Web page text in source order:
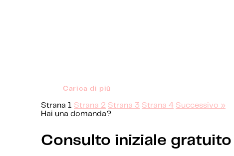
Carica di più
Strana Strana 2 Strana 3 Strana 4 Successivo »
Hai una domanda?
Consulto iniziale gratuito